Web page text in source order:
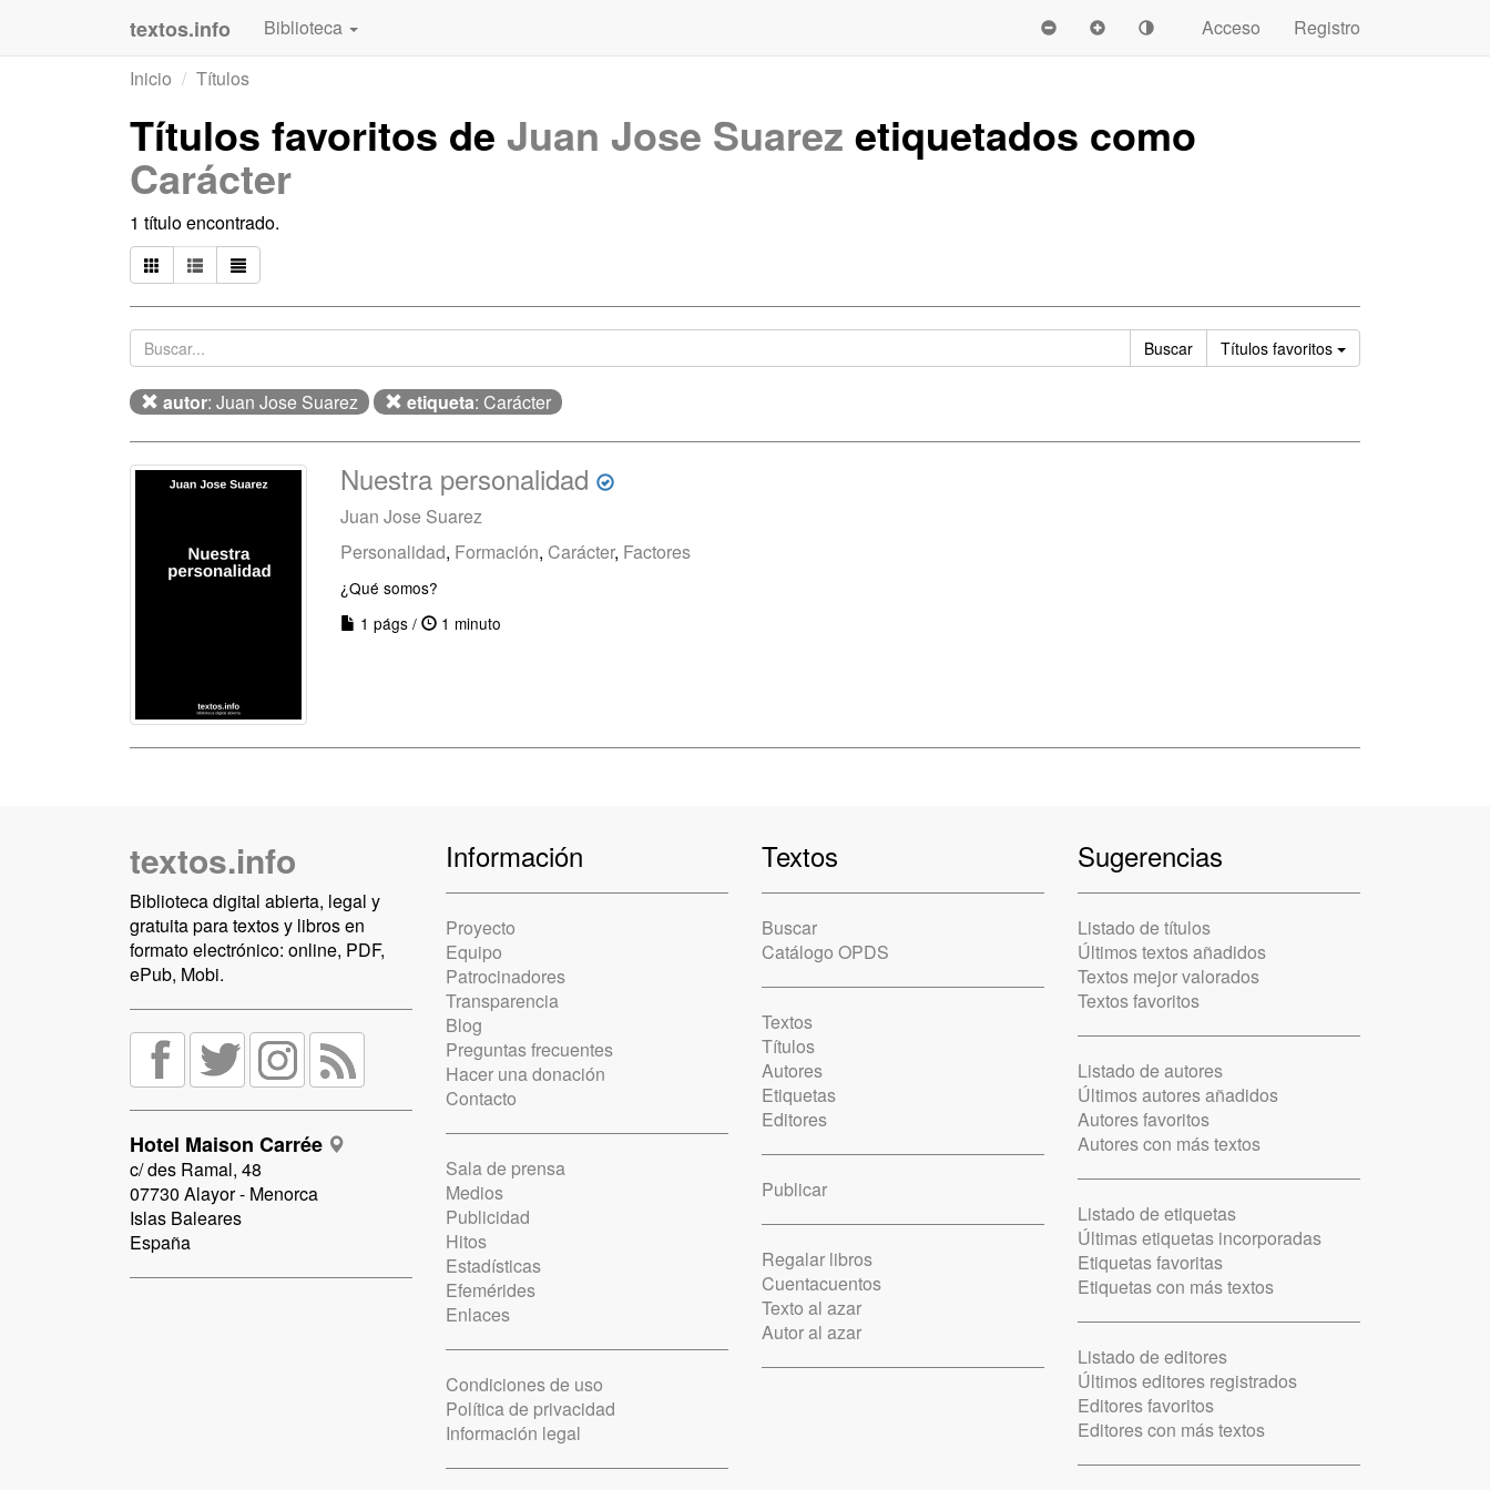
textos.info Biblioteca Acceso
Registro
Inicio
Títulos
Títulos favoritos de Juan Jose Suarez etiquetados como
Carácter
1 título encontrado.
Buscar Títulos favoritos Ordenar
autor: Juan Jose Suarez etiqueta: Carácter
Nuestra personalidad
Juan Jose Suarez
Personalidad, Formación, Carácter, Factores
¿Qué somos?
1 págs /
1 minuto
textos.info
Biblioteca digital abierta, legal y
gratuita para textos y libros en
formato electrónico: online, PDF,
ePub, Mobi.
Hotel Maison Carrée
c/ des Ramal, 48
07730 Alayor - Menorca
Islas Baleares
España
Información
Proyecto
Equipo
Patrocinadores
Transparencia
Blog
Preguntas frecuentes
Hacer una donación
Contacto
Sala de prensa
Medios
Publicidad
Hitos
Estadísticas
Efemérides
Enlaces
Condiciones de uso
Política de privacidad
Información legal
Textos
Buscar
Catálogo OPDS
Textos
Títulos
Autores
Etiquetas
Editores
Publicar
Regalar libros
Cuentacuentos
Texto al azar
Autor al azar
Sugerencias
Listado de títulos
Últimos textos añadidos
Textos mejor valorados
Textos favoritos
Listado de autores
Últimos autores añadidos
Autores favoritos
Autores con más textos
Listado de etiquetas
Últimas etiquetas incorporadas
Etiquetas favoritas
Etiquetas con más textos
Listado de editores
Últimos editores registrados
Editores favoritos
Editores con más textos